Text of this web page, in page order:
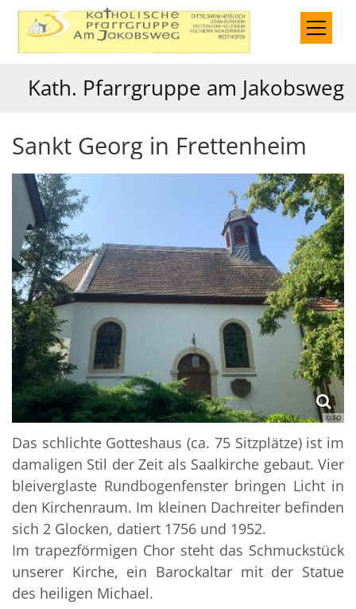
Zum Inhalt springen
Kath. Pfarrgruppe am Jakobsweg
Sankt Georg in Frettenheim
© FO
Das schlichte Gotteshaus (ca. 75 Sitzplätze) ist im
damaligen Stil der Zeit als Saalkirche gebaut. Vier
bleiverglaste Rundbogenfenster bringen Licht in
den Kirchenraum. Im kleinen Dachreiter befinden
sich 2 Glocken, datiert 1756 und 1952.
Im trapezförmigen Chor steht das Schmuckstück
unserer Kirche, ein Barockaltar mit der Statue
des heiligen Michael.